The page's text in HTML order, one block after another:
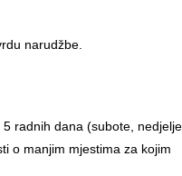
narudžbe.
radnih dana (subote, nedjelje
o manjim mjestima za kojim